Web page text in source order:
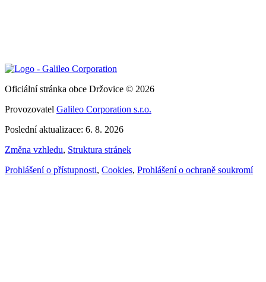
Oficiální stránka obce Držovice © 2026
Provozovatel Galileo Corporation s.r.o.
Poslední aktualizace: 6. 8. 2026
Změna vzhledu, Struktura stránek
Prohlášení o přístupnosti, Cookies, Prohlášení o ochraně soukromí